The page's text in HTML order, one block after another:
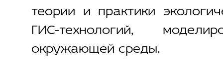
теории и практики
ГИС-технологий,
окружающей среды.